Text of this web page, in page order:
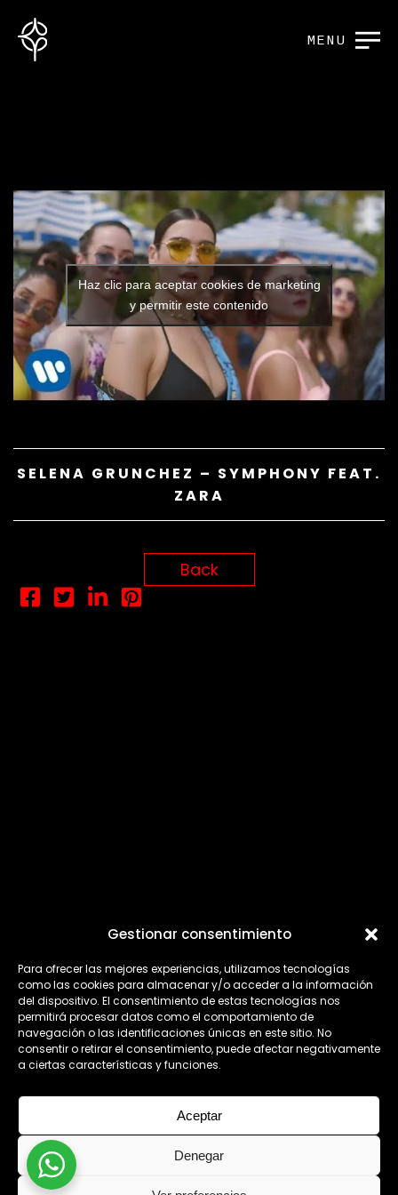
Gestionar consentimiento
Para ofrecer las mejores experiencias, utilizamos tecnologías
como las cookies para almacenar y/o acceder a la información
del dispositivo. El consentimiento de estas tecnologías nos
permitirá procesar datos como el comportamiento de
navegación o las identificaciones únicas en este sitio. No
consentir o retirar el consentimiento, puede afectar negativamente
a ciertas características y funciones.
Aceptar
Denegar
MENU
Haz clic para aceptar cookies de marketing
y permitir este contenido
SELENA GRUNCHEZ – SYMPHONY FEAT.
ZARA
Back
INSTAGRAM
YOUTUBE
SPOTIFY
AVISO LEGAL POLÍTICA DE PRIVACIDAD
2024 © ACESTUDIO SEVILLA -